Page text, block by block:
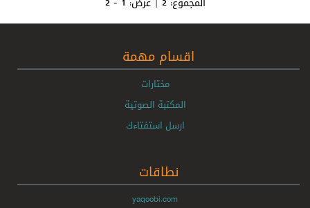
اقسام مهمة
مختارات
المكتبة الصوتية
ارسل استفتاءك
نطاقات
yaqoobi.com